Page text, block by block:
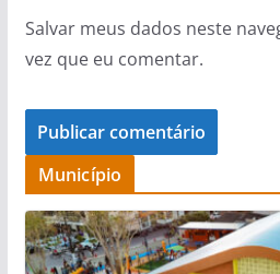
Salvar meus dados neste
vez que eu comentar.
Município